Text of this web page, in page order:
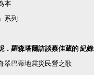
本
系列
．羅森塔爾訪談蔡佳葳的 紀錄
翠巴蒂地震災民營之歌